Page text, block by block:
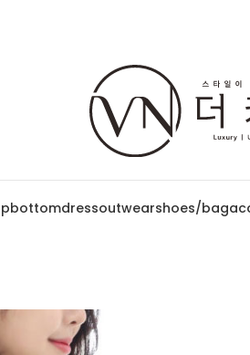
bottomdressoutwearshoes/bag